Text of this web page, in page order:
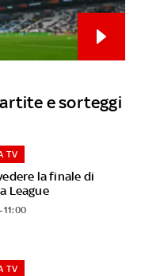
e sorteggi
la finale di
League
TV
11:00
TV